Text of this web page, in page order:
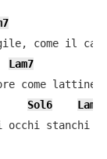
Lam7
Sol6
Lam7
occhi stanchi